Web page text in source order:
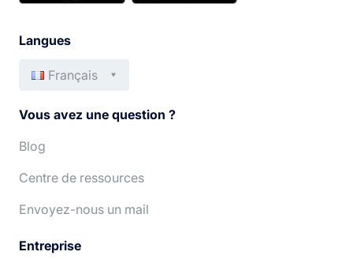
Langues
Français
Deutsch
Italiano
Vous avez une question ?
Blog
Centre de ressources
Envoyez-nous un mail
Entreprise